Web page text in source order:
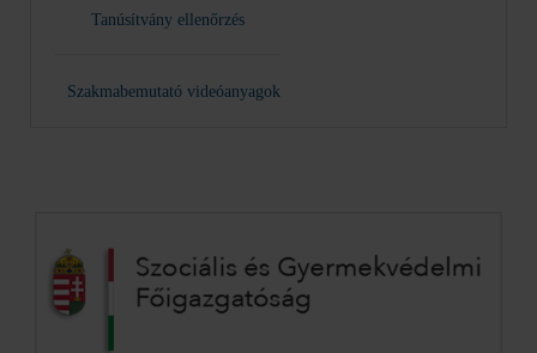
Tanúsítvány ellenőrzés
Szakmabemutató videóanyagok